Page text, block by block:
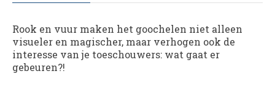
Rook en vuur maken het goochelen niet alleen
visueler en magischer, maar verhogen ook de
interesse van je toeschouwers: wat gaat er
gebeuren?!